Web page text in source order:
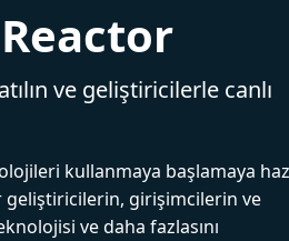
ve geliştiricilerle canlı
kullanmaya başlamaya
geliştiricilerin, girişimcilerin ve
ve daha fazlasını